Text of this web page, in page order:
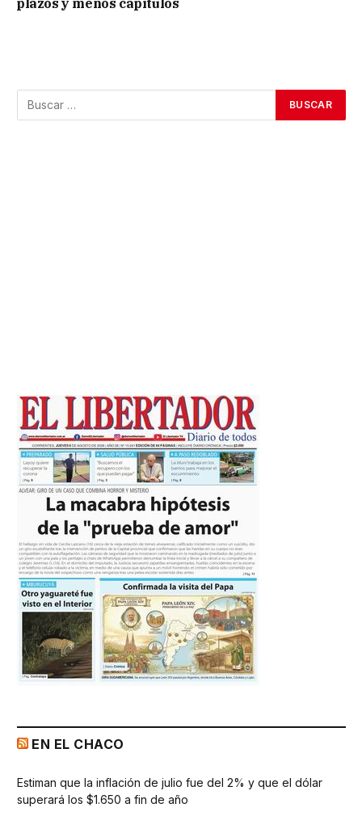
EN EL CHACO
Estiman que la inflación de julio fue del 2% y que el dólar
superará los $1.650 a fin de año